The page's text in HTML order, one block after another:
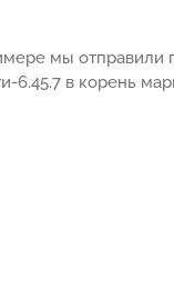
мы отправили
6.45.7 в корень